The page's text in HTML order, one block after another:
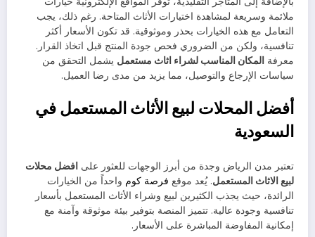
ملائمة وسريعة لمشاهدة اختيارات الأثاث المتاحة. رغم ذلك، يجب
التعامل مع هذه الخيارات بحذر وموثوقية. قد تكون الأسعار أكثر
تنافسية، ولكن من الضروري فحص جودة المنتج قبل اتخاذ القرار.
معرفة المكان المناسب لشراء اثاث مستعمل يشمل التحقق من
سياسات الإرجاع والتوصيل، مما يزيد من مدى رضا العميل.
أفضل المحلات لبيع الأثاث المستعمل في
السعودية
تعتبر مدن الرياض وجدة من أبرز الوجهات للعثور على افضل محلات
لبيع الاثاث المستعمل. يُعد موقع فرصة كوم واحداً من الخيارات
الرائدة، حيث يجذب الكثيرين لبيع وشراء الأثاث المستعمل بأسعار
تنافسية وجودة عالية. تتميز المنصة بتوفير بيئة موثوقة وآمنة مع
إمكانية المفاوضة المباشرة على الأسعار.